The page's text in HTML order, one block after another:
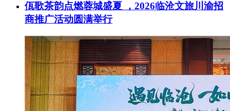
佤歌茶韵点燃蓉城盛夏 ，2026临沧文旅川渝招
商推广活动圆满举行